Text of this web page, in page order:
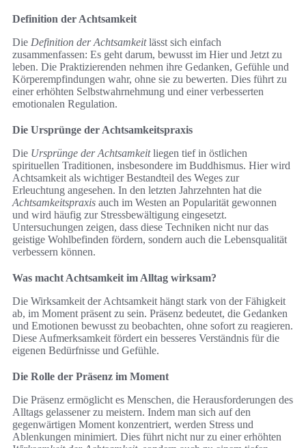
Definition der Achtsamkeit
Die Definition der Achtsamkeitlässt sich einfach
zusammenfassen: Es geht darum, bewusst im Hier und Jetzt zu
leben. Die Praktizierenden nehmen ihre Gedanken, Gefühle und
Körperempfindungen wahr, ohne sie zu bewerten. Dies führt zu
einer erhöhten Selbstwahrnehmung und einer verbesserten
emotionalen Regulation.
Die Ursprünge der Achtsamkeitspraxis
Die Ursprünge der Achtsamkeitliegen tief in östlichen
spirituellen Traditionen, insbesondere im Buddhismus. Hier wird
Achtsamkeit als wichtiger Bestandteil des Weges zur
Erleuchtung angesehen. In den letzten Jahrzehnten hat die
Achtsamkeitspraxis auch im Westen an Popularität gewonnen
und wird häufig zur Stressbewältigung eingesetzt.
Untersuchungen zeigen, dass diese Techniken nicht nur das
geistige Wohlbefinden fördern, sondern auch die Lebensqualität
verbessern können.
Was macht Achtsamkeit im Alltag wirksam?
Die Wirksamkeit der Achtsamkeit hängt stark von der Fähigkeit
ab, im Moment präsent zu sein. Präsenz bedeutet, die Gedanken
und Emotionen bewusst zu beobachten, ohne sofort zu reagieren.
Diese Aufmerksamkeit fördert ein besseres Verständnis für die
eigenen Bedürfnisse und Gefühle.
Die Rolle der Präsenz im Moment
Die Präsenz ermöglicht es Menschen, die Herausforderungen des
Alltags gelassener zu meistern. Indem man sich auf den
gegenwärtigen Moment konzentriert, werden Stress und
Ablenkungen minimiert. Dies führt nicht nur zu einer erhöhten